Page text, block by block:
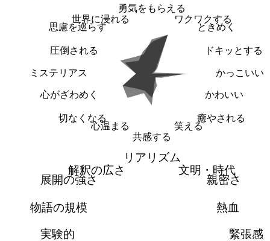
勇気をもらえる
ワクワクする
ときめく
ドキッとする
かっこいい
かわいい
癒やされる
笑える
共感する
心温まる
切なくなる
心がざわめく
ミステリアス
圧倒される
思慮を巡らす
世界に浸れる
リアリズム
文明・時代
親密さ
熱血
緊張感
実験的
物語の規模
展開の強さ
解釈の広さ